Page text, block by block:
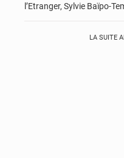
l’Etranger, Sylvie Baïpo-
LA SUITE